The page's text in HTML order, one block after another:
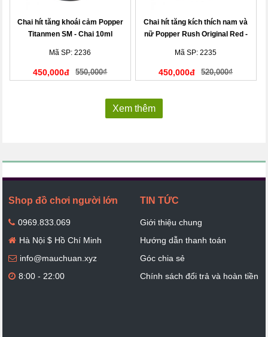
Chai hít tăng khoái cảm Popper
Titanmen SM - Chai 10ml
Mã SP: 2236
450,000đ 550,000₫
Chai hít tăng kích thích nam và
nữ Popper Rush Original Red -
Mã SP: 2235
450,000đ 520,000₫
Xem thêm
Shop đồ chơi người lớn
0969.833.069
Hà Nội $ Hồ Chí Minh
info@mauchuan.xyz
8:00 - 22:00
TIN TỨC
Giới thiệu chung
Hướng dẫn thanh toán
Góc chia sẻ
Chính sách đổi trả và hoàn tiền